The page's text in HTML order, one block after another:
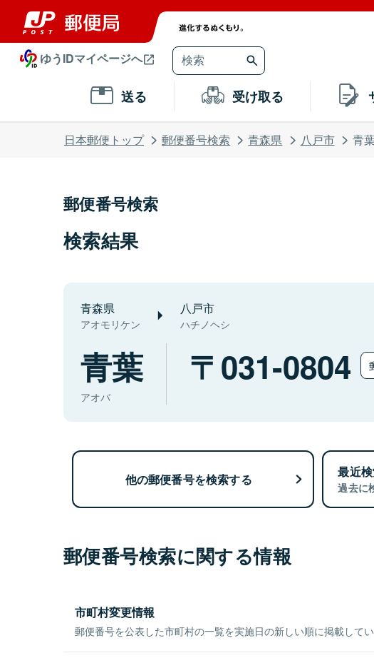
ゆうIDマイページへ
送る 受け取る
日本郵便トップ 郵便番号検索 青森県 八戸市 青
郵便番号検索
検索結果
青森県
アオモリケン
八戸市
ハチノヘシ
青葉
アオバ
031-0804
他の郵便番号を検索する 最近
過去に
郵便番号検索に関する情報
市町村変更情報
郵便番号を公表した市町村の一覧を実施日の新しい順に掲載してい